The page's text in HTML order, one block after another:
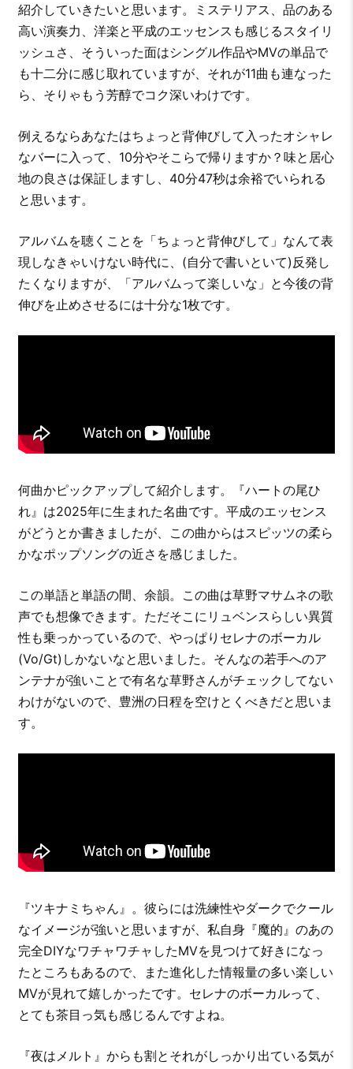
紹介していきたいと思います。ミステリアス、品のある
高い演奏力、洋楽と平成のエッセンスも感じるスタイリ
ッシュさ、そういった面はシングル作品やMVの単品で
も十二分に感じ取れていますが、それが11曲も連なった
ら、そりゃもう芳醇でコク深いわけです。
例えるならあなたはちょっと背伸びして入ったオシャレ
なバーに入って、10分やそこらで帰りますか？味と居心
地の良さは保証しますし、40分47秒は余裕でいられる
と思います。
アルバムを聴くことを「ちょっと背伸びして」なんて表
現しなきゃいけない時代に、(自分で書いといて)反発し
たくなりますが、「アルバムって楽しいな」と今後の背
伸びを止めさせるには十分な1枚です。
何曲かピックアップして紹介します。『ハートの尾ひ
れ』は2025年に生まれた名曲です。平成のエッセンス
がどうとか書きましたが、この曲からはスピッツの柔ら
かなポップソングの近さを感じました。
この単語と単語の間、余韻。この曲は草野マサムネの歌
声でも想像できます。ただそこにリュベンスらしい異質
性も乗っかっているので、やっぱりセレナのボーカル
(Vo/Gt)しかないなと思いました。そんなの若手へのア
ンテナが強いことで有名な草野さんがチェックしてない
わけがないので、豊洲の日程を空けとくべきだと思いま
す。
『ツキナミちゃん』。彼らには洗練性やダークでクール
なイメージが強いと思いますが、私自身『魔的』のあの
完全DIYなワチャワチャしたMVを見つけて好きになっ
たところもあるので、また進化した情報量の多い楽しい
MVが見れて嬉しかったです。セレナのボーカルって、
とても茶目っ気も感じるんですよね。
『夜はメルト』からも割とそれがしっかり出ている気が